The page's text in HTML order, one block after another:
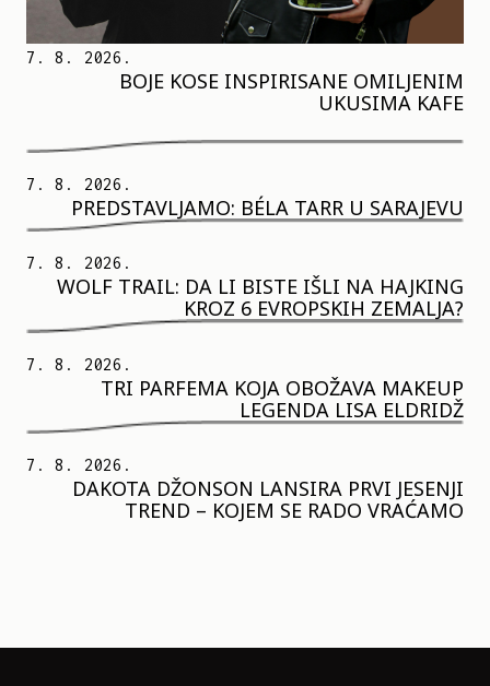
7. 8. 2026.
BOJE KOSE INSPIRISANE OMILJENIM
UKUSIMA KAFE
7. 8. 2026.
PREDSTAVLJAMO: BÉLA TARR U SARAJEVU
7. 8. 2026.
WOLF TRAIL: DA LI BISTE IŠLI NA HAJKING
KROZ 6 EVROPSKIH ZEMALJA?
7. 8. 2026.
TRI PARFEMA KOJA OBOŽAVA MAKEUP
LEGENDA LISA ELDRIDŽ
7. 8. 2026.
DAKOTA DŽONSON LANSIRA PRVI JESENJI
TREND – KOJEM SE RADO VRAĆAMO